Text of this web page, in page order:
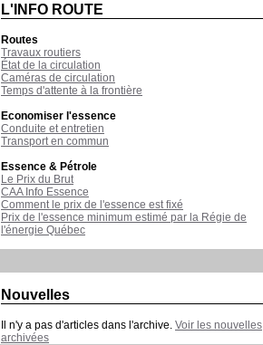
L'INFO ROUTE
Routes
Travaux routiers
État de la circulation
Caméras de circulation
Temps d'attente à la frontière
Economiser l'essence
Conduite et entretien
Transport en commun
Essence & Pétrole
Le Prix du Brut
CAA Info Essence
Comment le prix de l'essence est fixé
Prix de l'essence minimum estimé par la Régie de
l'énergie Québec
Nouvelles
Il n'y a pas d'articles dans l'archive. Voir les nouvelles
archivées